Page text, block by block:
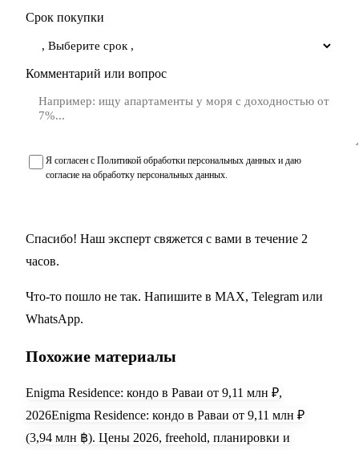
Срок покупки
Комментарий или вопрос
Я согласен с Политикой обработки персональных данных и даю
согласие на обработку персональных данных.
Спасибо! Наш эксперт свяжется с вами в течение 2
часов.
Что-то пошло не так. Напишите в MAX, Telegram или
WhatsApp.
Похожие материалы
Enigma Residence: кондо в Раваи от 9,11 млн ₽,
2026Enigma Residence: кондо в Раваи от 9,11 млн ₽
(3,94 млн ฿). Цены 2026, freehold, планировки и